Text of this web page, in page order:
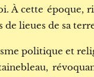
À cette époque,
lieues de sa
politique et